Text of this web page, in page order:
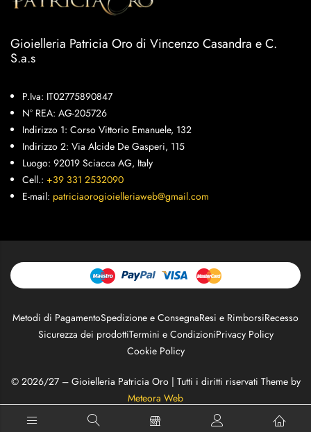
Gioielleria Patricia Oro di Vincenzo Casandra e C.
S.a.s
P.Iva: IT02775890847
N° REA: AG-205726
Indirizzo 1: Corso Vittorio Emanuele, 132
Indirizzo 2: Via Alcide De Gasperi, 115
Luogo: 92019 Sciacca AG, Italy
Cell.: +39 331 2532090
E-mail: patriciaorogioielleriaweb@gmail.com
Metodi di PagamentoSpedizione e ConsegnaResi e RimborsiRecesso
Sicurezza dei prodottiTermini e CondizioniPrivacy Policy
Cookie Policy
© 2026/27 – Gioielleria Patricia Oro | Tutti i diritti riservati Theme by
Meteora Web